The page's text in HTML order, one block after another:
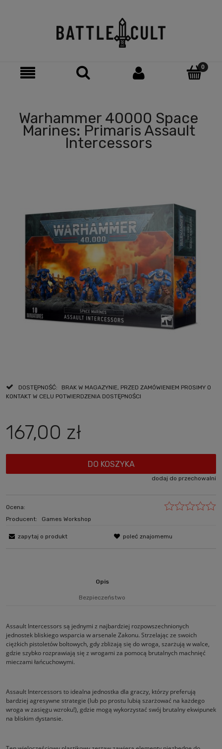
Warhammer 40000 Space
Marines: Primaris Assault
Intercessors
DOSTĘPNOŚĆ:
BRAK W MAGAZYNIE, PRZED ZAMÓWIENIEM PROSIMY O
KONTAKT W CELU POTWIERDZENIA DOSTĘPNOŚCI
167,00 zł
DO KOSZYKA
dodaj do przechowalni
Ocena:
Producent:
Games Workshop
zapytaj o produkt poleć znajomemu
Opis
Bezpieczeństwo
Assault Intercessors są jednymi z najbardziej rozpowszechnionych
jednostek bliskiego wsparcia w arsenale Zakonu. Strzelając ze swoich
ciężkich pistoletów boltowych, gdy zbliżają się do wroga, szarżują w walce,
gdzie szybko rozprawiają się z wrogami za pomocą brutalnych machnięć
mieczami łańcuchowymi.
Assault Intercessors to idealna jednostka dla graczy, którzy preferują
bardziej agresywne strategie (lub po prostu lubią szarżować na każdego
wroga w zasięgu wzroku!), gdzie mogą wykorzystać swój brutalny ekwipunek
na bliskim dystansie.